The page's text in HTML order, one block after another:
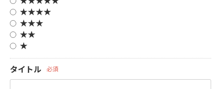
★★★★
★★★
★★
★
タイトル
必須